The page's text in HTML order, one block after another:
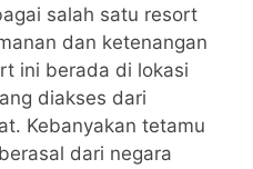
salah satu resort
dan ketenangan
ini berada di lokasi
diakses dari
Kebanyakan tetamu
dari negara